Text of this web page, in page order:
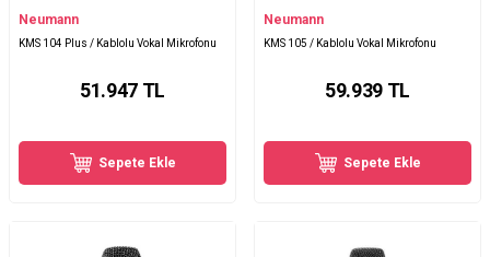
Neumann
KMS 104 Plus / Kablolu Vokal Mikrofonu
51.947TL
Sepete Ekle
Neumann
KMS 105 / Kablolu Vokal Mikrofonu
59.939TL
Sepete Ekle